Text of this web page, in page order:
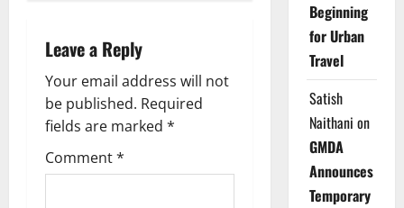
i
g
a
t
Leave a Reply
Your email address will not
be published. Required
fields are marked *
Comment*
Beginning
for Urban
Travel
Satish
Naithani on
GMDA
Announces
Temporary